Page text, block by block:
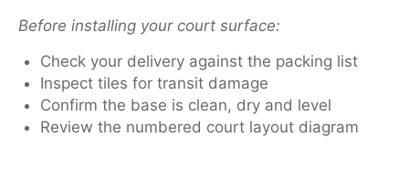
Before installing your court surface:
Check your delivery against the packing list
Inspect tiles for transit damage
Confirm the base is clean, dry and level
Review the numbered court layout diagram